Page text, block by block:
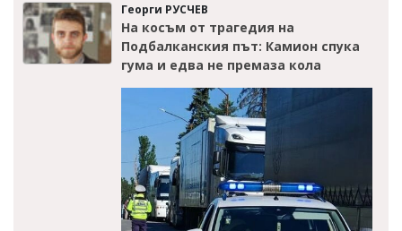
Георги РУСЧЕВ
На косъм от трагедия на
Подбалканския път: Камион спука
гума и едва не премаза кола